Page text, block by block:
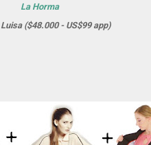
La Horma
($48.000 - US$99 app)